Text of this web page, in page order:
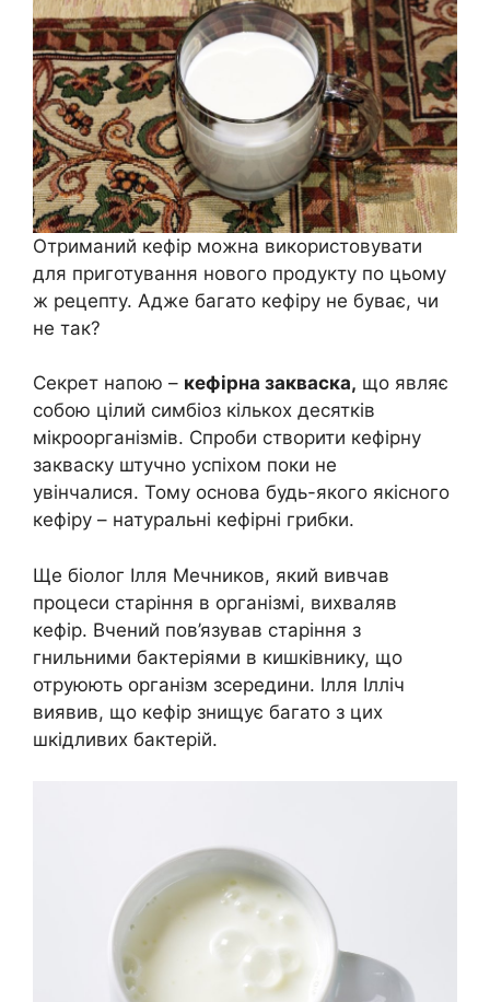
Отриманий кефір можна використовувати
для приготування нового продукту по цьому
ж рецепту. Адже багато кефіру не буває, чи
не так?
Секрет напою – кефірна закваска, що являє
собою цілий симбіоз кількох десятків
мікроорганізмів. Спроби створити кефірну
закваску штучно успіхом поки не
увінчалися. Тому основа будь-якого якісного
кефіру – натуральні кефірні грибки.
Ще біолог Ілля Мечников, який вивчав
процеси старіння в організмі, вихваляв
кефір. Вчений пов’язував старіння з
гнильними бактеріями в кишківнику, що
отруюють організм зсередини. Ілля Ілліч
виявив, що кефір знищує багато з цих
шкідливих бактерій.